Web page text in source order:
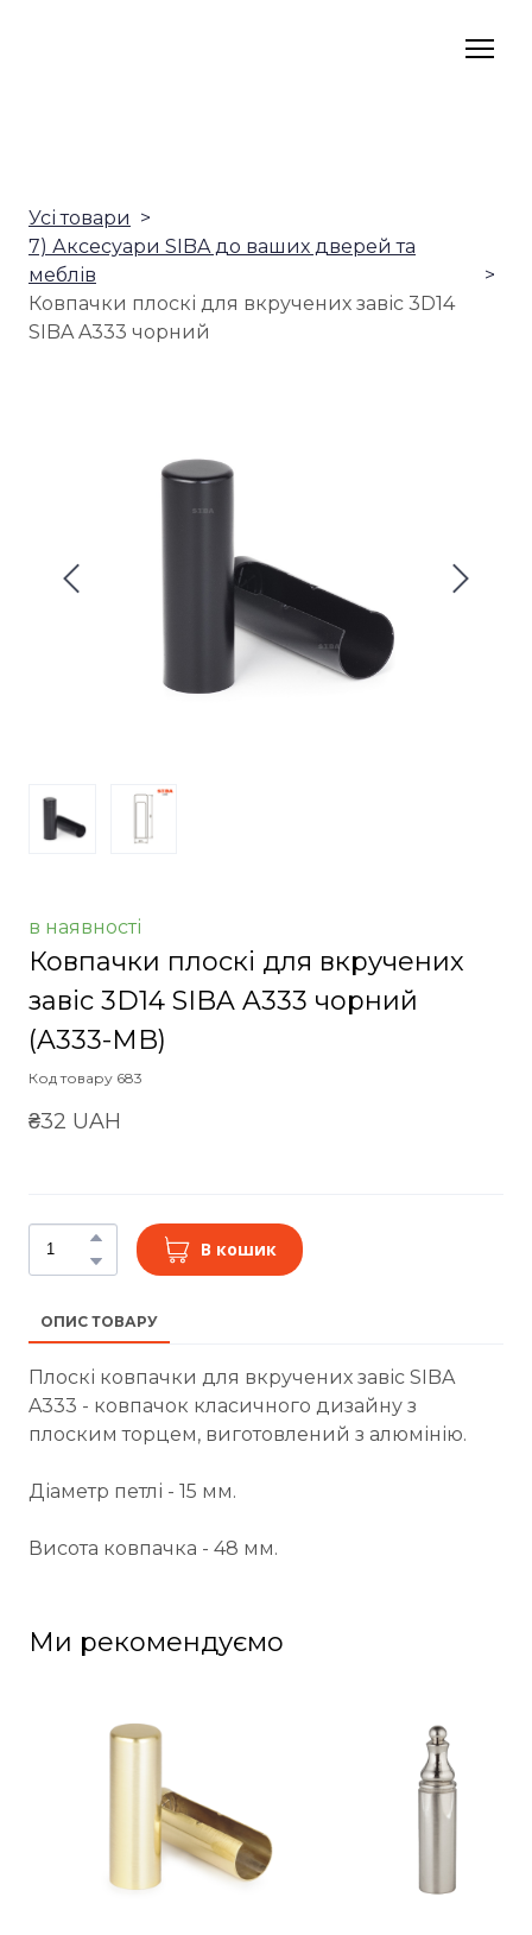
Усі товари
7) Аксесуари SIBA до ваших дверей та
меблів
Ковпачки плоскі для вкручених завіс 3D14
SIBA A333 чорний
в наявності
Ковпачки плоскі для вкручених
завіс 3D14 SIBA A333 чорний
(A333-MB)
Код товару 683
₴32 UAH
В кошик
ОПИС ТОВАРУ
Плоскі ковпачки для вкручених завіс SIBA
A333 - ковпачок класичного дизайну з
плоским торцем, виготовлений з алюмінію.
Діаметр петлі - 15 мм.
Висота ковпачка - 48 мм.
Ми рекомендуємо